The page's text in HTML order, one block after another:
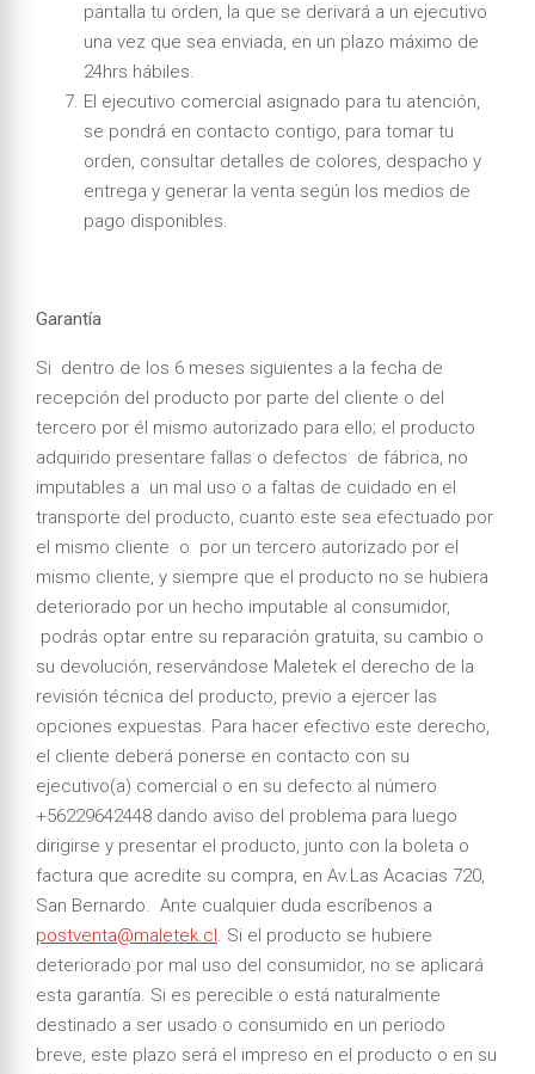
pantalla tu orden, la que se derivará a un ejecutivo
una vez que sea enviada, en un plazo máximo de
24hrs hábiles.
El ejecutivo comercial asignado para tu atención,
se pondrá en contacto contigo, para tomar tu
orden, consultar detalles de colores, despacho y
entrega y generar la venta según los medios de
pago disponibles.
Garantía
Si dentro de los 6 meses siguientes a la fecha de
recepción del producto por parte del cliente o del
tercero por él mismo autorizado para ello; el producto
adquirido presentare fallas o defectos de fábrica, no
imputables a un mal uso o a faltas de cuidado en el
transporte del producto, cuanto este sea efectuado por
el mismo cliente o por un tercero autorizado por el
mismo cliente, y siempre que el producto no se hubiera
deteriorado por un hecho imputable al consumidor,
podrás optar entre su reparación gratuita, su cambio o
su devolución, reservándose Maletek el derecho de la
revisión técnica del producto, previo a ejercer las
opciones expuestas. Para hacer efectivo este derecho,
el cliente deberá ponerse en contacto con su
ejecutivo(a) comercial o en su defecto al número
+56229642448 dando aviso del problema para luego
dirigirse y presentar el producto, junto con la boleta o
factura que acredite su compra, en Av.Las Acacias 720,
San Bernardo. Ante cualquier duda escríbenos a
postventa@maletek.cl . Si el producto se hubiere
deteriorado por mal uso del consumidor, no se aplicará
esta garantía. Si es perecible o está naturalmente
destinado a ser usado o consumido en un periodo
breve, este plazo será el impreso en el producto o en su